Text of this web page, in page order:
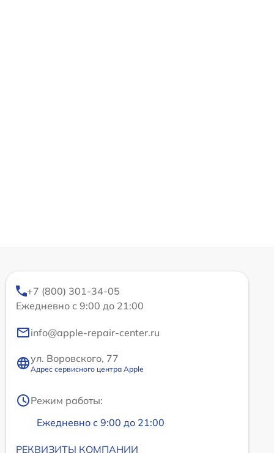
+7 (800) 301-34-05
Ежедневно с 9:00 до 21:00
info@apple-repair-center.ru
ул. Воровского, 77
Адрес сервисного центра Apple
Режим работы:
Ежедневно с 9:00 до 21:00
РЕКВИЗИТЫ КОМПАНИИ